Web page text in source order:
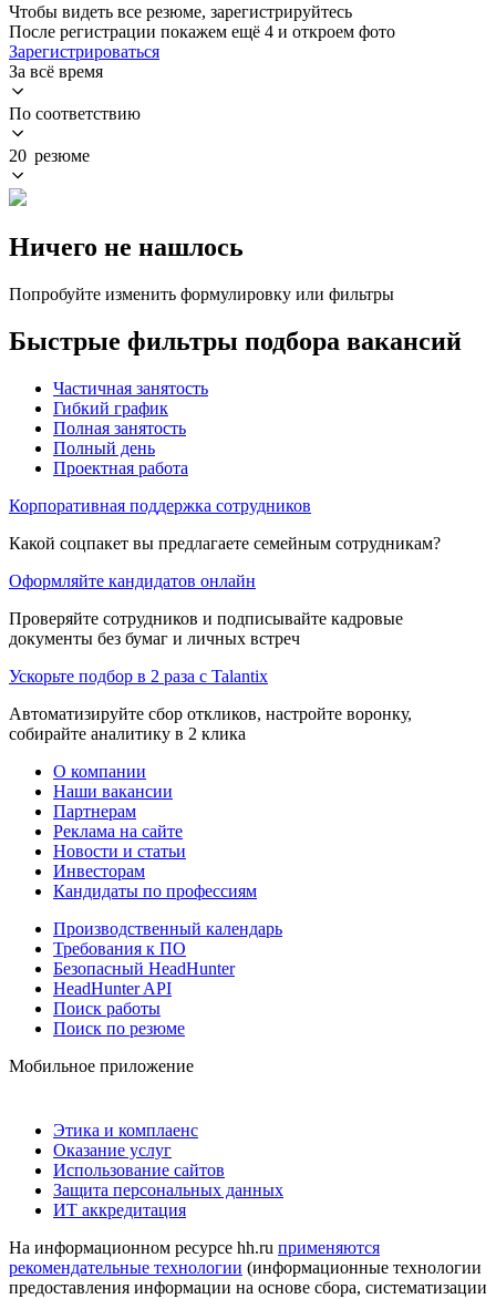
Чтобы видеть все резюме, зарегистрируйтесь
После регистрации покажем ещё 4 и откроем фото
Зарегистрироваться
За всё время
По соответствию
20 резюме
Ничего не нашлось
Попробуйте изменить формулировку или фильтры
Быстрые фильтры подбора вакансий
Частичная занятость
Гибкий график
Полная занятость
Полный день
Проектная работа
Корпоративная поддержка сотрудников
Какой соцпакет вы предлагаете семейным сотрудникам?
Оформляйте кандидатов онлайн
Проверяйте сотрудников и подписывайте кадровые
документы без бумаг и личных встреч
Ускорьте подбор в 2 раза с Talantix
Автоматизируйте сбор откликов, настройте воронку,
собирайте аналитику в 2 клика
О компании
Наши вакансии
Партнерам
Реклама на сайте
Новости и статьи
Инвесторам
Кандидаты по профессиям
Производственный календарь
Требования к ПО
Безопасный HeadHunter
HeadHunter API
Поиск работы
Поиск по резюме
Мобильное приложение
Этика и комплаенс
Оказание услуг
Использование сайтов
Защита персональных данных
ИТ аккредитация
На информационном ресурсе hh.ru применяются
рекомендательные технологии (информационные технологии
предоставления информации на основе сбора, систематизации